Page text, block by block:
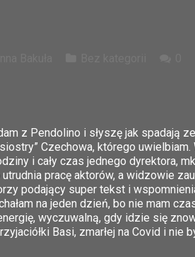
z Pendolino i słyszę jak spadają
Czechowa, którego
i cały czas jednego dyrektora,
utrudnia pracę aktorów, a widzowie
podający super tekst i
na jeden dzień, bo nie mam
wyczuwalną, gdy idzie się
Basi, zmarłej na Covid i nie